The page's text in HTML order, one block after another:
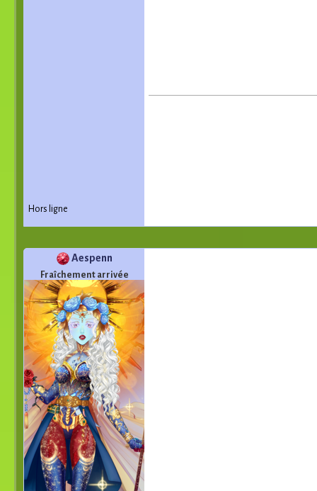
Hors ligne
Aespenn
Fraîchement arrivée